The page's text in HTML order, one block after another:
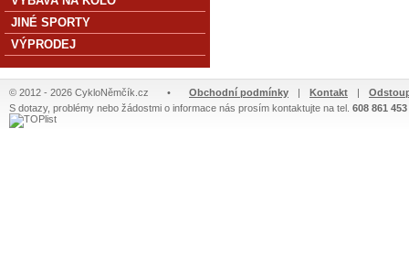
JINÉ SPORTY
VÝPRODEJ
© 2012 - 2026 CykloNěmčík.cz • Obchodní podmínky | Kontakt |
S dotazy, problémy nebo žádostmi o informace nás prosím kontaktujte na tel. 608 861 453